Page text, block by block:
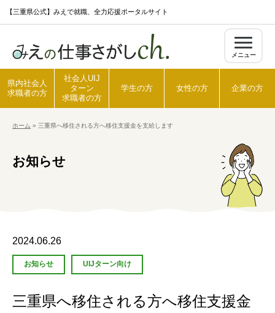
k
c
【三重県公式】みえで就職、全力応援ポータルサイト
メニュー
学生の方
県内社会人
求職者の方
社会人UIJ
ターン
求職者の方
学生の方 女性の方 企業の方
ホーム » 三重県へ移住される方へ移住支援金を支給します
お知らせ
2024.06.26
お知らせ UIJターン向け
三重県へ移住される方へ移住支援金